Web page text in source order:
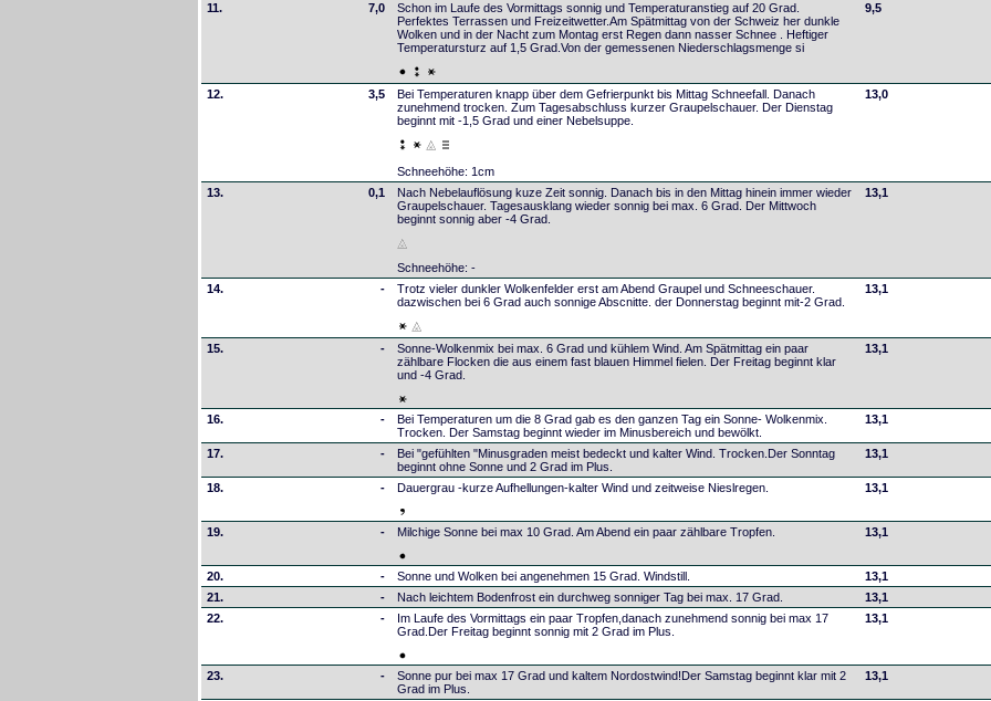
11. 7,0
Schon im Laufe des Vormittags sonnig und Temperaturanstieg auf 20 Grad.
Perfektes Terrassen und Freizeitwetter.Am Spätmittag von der Schweiz her dunkle
Wolken und in der Nacht zum Montag erst Regen dann nasser Schnee . Heftiger
Temperatursturz auf 1,5 Grad.Von der gemessenen Niederschlagsmenge si
9,5
12. 3,5
Bei Temperaturen knapp über dem Gefrierpunkt bis Mittag Schneefall. Danach
zunehmend trocken. Zum Tagesabschluss kurzer Graupelschauer. Der Dienstag
beginnt mit -1,5 Grad und einer Nebelsuppe.
Schneehöhe: 1cm
13,0
13. 0,1
Nach Nebelauflösung kuze Zeit sonnig. Danach bis in den Mittag hinein immer wieder
Graupelschauer. Tagesausklang wieder sonnig bei max. 6 Grad. Der Mittwoch
beginnt sonnig aber -4 Grad.
Schneehöhe: -
13,1
14. -
Trotz vieler dunkler Wolkenfelder erst am Abend Graupel und Schneeschauer.
dazwischen bei 6 Grad auch sonnige Abscnitte. der Donnerstag beginnt mit-2 Grad.
13,1
15. -
Sonne-Wolkenmix bei max. 6 Grad und kühlem Wind. Am Spätmittag ein paar
zählbare Flocken die aus einem fast blauen Himmel fielen. Der Freitag beginnt klar
und -4 Grad.
13,1
16. -
Bei Temperaturen um die 8 Grad gab es den ganzen Tag ein Sonne- Wolkenmix.
Trocken. Der Samstag beginnt wieder im Minusbereich und bewölkt.
13,1
17. -
Bei "gefühlten "Minusgraden meist bedeckt und kalter Wind. Trocken.Der Sonntag
beginnt ohne Sonne und 2 Grad im Plus.
13,1
18. - Dauergrau -kurze Aufhellungen-kalter Wind und zeitweise Nieslregen. 13,1
19. - Milchige Sonne bei max 10 Grad. Am Abend ein paar zählbare Tropfen. 13,1
20. - Sonne und Wolken bei angenehmen 15 Grad. Windstill.
13,1
21.
- Nach leichtem Bodenfrost ein durchweg sonniger Tag bei max. 17 Grad.
13,1
22.
-
Im Laufe des Vormittags ein paar Tropfen,danach zunehmend sonnig bei max 17
Grad.Der Freitag beginnt sonnig mit 2 Grad im Plus.
13,1
23. -
Sonne pur bei max 17 Grad und kaltem Nordostwind!Der Samstag beginnt klar mit 2
Grad im Plus.
13,1